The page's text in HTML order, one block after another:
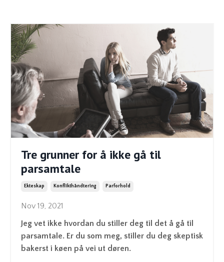
Tre grunner for å ikke gå til
parsamtale
Ekteskap Konflikthåndtering Parforhold
Nov 19, 2021
Jeg vet ikke hvordan du stiller deg til det å gå til
parsamtale. Er du som meg, stiller du deg skeptisk
bakerst i køen på vei ut døren.